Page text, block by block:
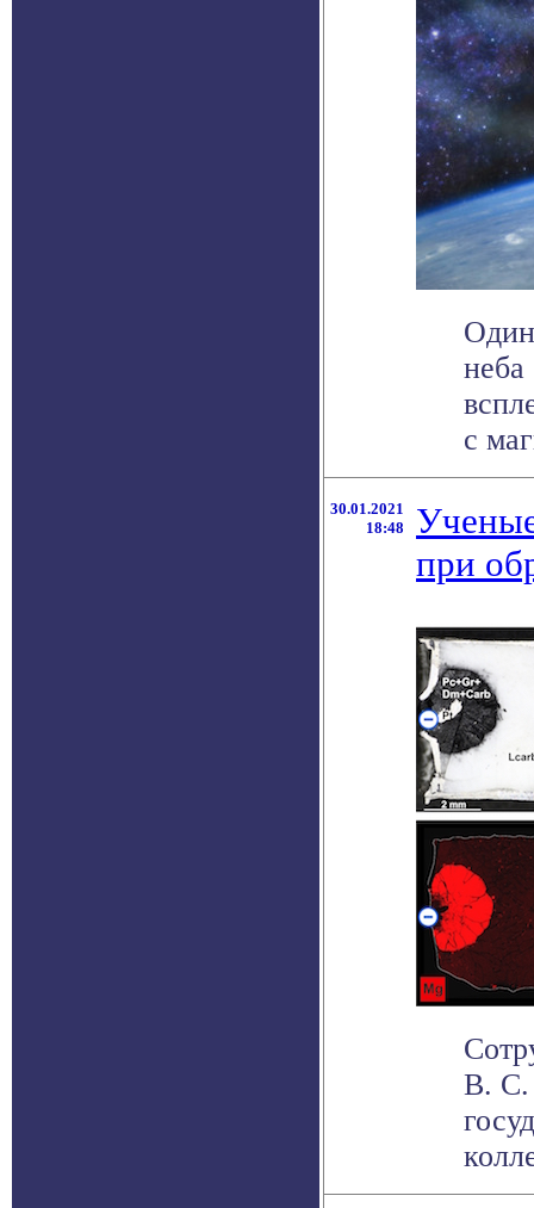
Один
неба
с
30.01.2021
18:48
при
В. С.